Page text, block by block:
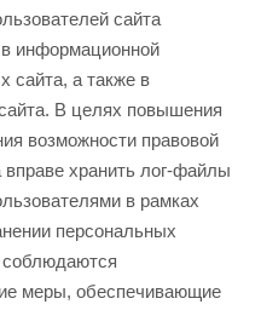
сайта
информационной
сайта, а также в
В целях повышения
возможности правовой
хранить лог-файлы
в рамках
персональных
соблюдаются
меры, обеспечивающие